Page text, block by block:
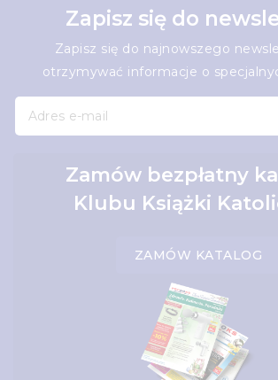
Zapisz się do
Zapisz się do najnowszego
otrzymywać informacje o
Zamów bezpłatny
Klubu Książki
ZAMÓW KATALOG